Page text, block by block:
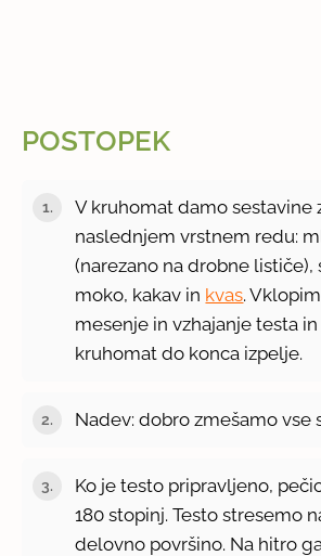
POSTOPEK
V kruhomat damo sestavine
naslednjem vrstnem redu:
(narezano na drobne lističe),
moko, kakav in kvas.
mesenje in vzhajanje testa
kruhomat do konca izpelje.
Nadev: dobro zmešamo vse
Ko je testo pripravljeno,
180 stopinj. Testo stresemo
delovno površino. Na hitro